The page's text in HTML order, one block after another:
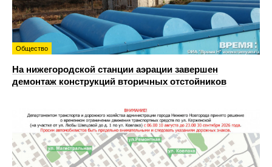
Общество
На нижегородской станции аэрации завершен
демонтаж конструкций вторичных отстойников